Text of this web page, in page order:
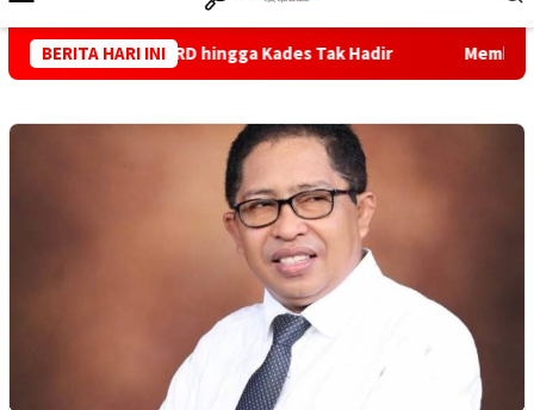
Mobile
BERITA HARI INI
Kades Tak Hadir Membaca Dugaan Pemukulan PC